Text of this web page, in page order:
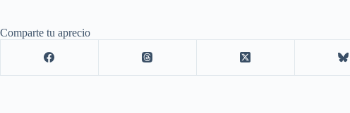
Comparte tu aprecio